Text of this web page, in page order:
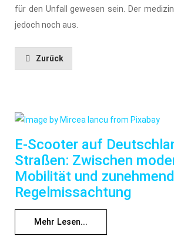
für den Unfall gewesen sein. Der
jedoch noch aus.
Zurück
E-Scooter auf
Straßen: Zwischen
Mobilität und
Regelmissachtung
Mehr Lesen...